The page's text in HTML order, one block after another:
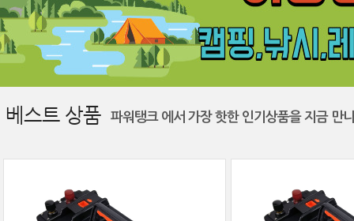
베스트 상품 파워탱크 에서 가장 핫한 인기상품을 지금 만